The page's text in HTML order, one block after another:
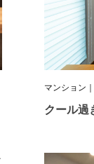
マンション
クール過